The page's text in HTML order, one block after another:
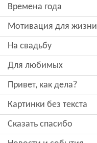
времена года
мотивация для жизни
на свадьбу
для любимых
привет, как дела?
картинки без текста
сказать спасибо